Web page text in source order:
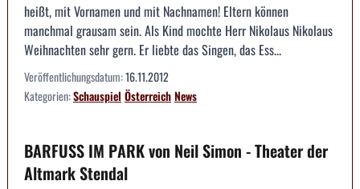
heißt, mit Vornamen und mit Nachnamen! Eltern können
manchmal grausam sein. Als Kind mochte Herr Nikolaus Nikolaus
Weihnachten sehr gern. Er liebte das Singen, das Ess...
Veröffentlichungsdatum:16.11.2012
Kategorien:Schauspiel ÖsterreichNews
BARFUSS IM PARK von Neil Simon - Theater der
Altmark Stendal